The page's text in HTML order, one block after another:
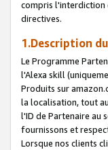
compris l'interdiction
directives.
1.Description
Le Programme
l'Alexa skill
Produits sur
la localisation, tout
l'ID de Partenaire au
fournissons et
Lorsque nos clients